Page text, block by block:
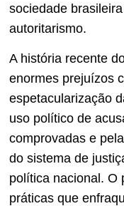
sociedade
autoritarismo.
A história recente
enormes prejuízos
espetacularização
uso político de
comprovadas e
do sistema de
política nacional. O
práticas que